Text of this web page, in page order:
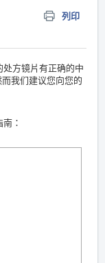
列印
方镜片有正确的中
我们建议您向您的
：